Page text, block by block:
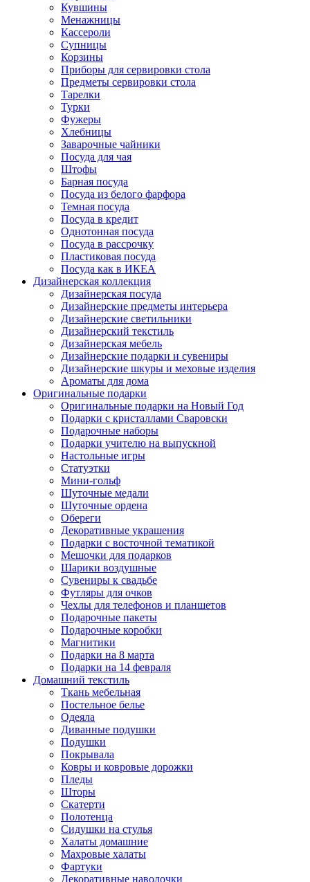
Кувшины
Менажницы
Кассероли
Супницы
Корзины
Приборы для сервировки стола
Предметы сервировки стола
Тарелки
Турки
Фужеры
Хлебницы
Заварочные чайники
Посуда для чая
Штофы
Барная посуда
Посуда из белого фарфора
Темная посуда
Посуда в кредит
Однотонная посуда
Посуда в рассрочку
Пластиковая посуда
Посуда как в ИКЕА
Дизайнерская коллекция
Дизайнерская посуда
Дизайнерские предметы интерьера
Дизайнерские светильники
Дизайнерский текстиль
Дизайнерская мебель
Дизайнерские подарки и сувениры
Дизайнерские шкуры и меховые изделия
Ароматы для дома
Оригинальные подарки
Оригинальные подарки на Новый Год
Подарки с кристаллами Сваровски
Подарочные наборы
Подарки учителю на выпускной
Настольные игры
Статуэтки
Мини-гольф
Шуточные медали
Шуточные ордена
Обереги
Декоративные украшения
Подарки с восточной тематикой
Мешочки для подарков
Шарики воздушные
Сувениры к свадьбе
Футляры для очков
Чехлы для телефонов и планшетов
Подарочные пакеты
Подарочные коробки
Магнитики
Подарки на 8 марта
Подарки на 14 февраля
Домашний текстиль
Ткань мебельная
Постельное белье
Одеяла
Диванные подушки
Подушки
Покрывала
Ковры и ковровые дорожки
Пледы
Шторы
Скатерти
Полотенца
Сидушки на стулья
Халаты домашние
Махровые халаты
Фартуки
Декоративные наволочки